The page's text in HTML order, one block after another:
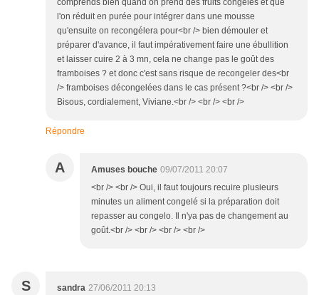
comprends bien quand on prend des fruits congelés et que
l'on réduit en purée pour intégrer dans une mousse
qu'ensuite on recongélera pour<br /> bien démouler et
préparer d'avance, il faut impérativement faire une ébullition
et laisser cuire 2 à 3 mn, cela ne change pas le goût des
framboises ? et donc c'est sans risque de recongeler des<br
/> framboises décongelées dans le cas présent ?<br /> <br />
Bisous, cordialement, Viviane.<br /> <br /> <br />
Répondre
A Amuses bouche 09/07/2011 20:07
<br /> <br /> Oui, il faut toujours recuire plusieurs
minutes un aliment congelé si la préparation doit
repasser au congelo. Il n'ya pas de changement au
goût.<br /> <br /> <br /> <br />
S sandra 27/06/2011 20:13